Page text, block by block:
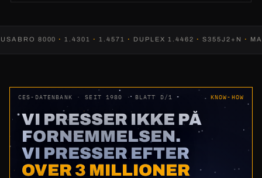
8000·1.4301·1.4571·DUPLEX 1.4462·S355J2+N·
CES-DATENBANK · SEIT 1980 · BLATT D/1 KNOW-HOW
VI PRESSER IKKE PÅ
FORNEMMELSEN.
VI PRESSER EFTER
OVER 3 MILLIONER